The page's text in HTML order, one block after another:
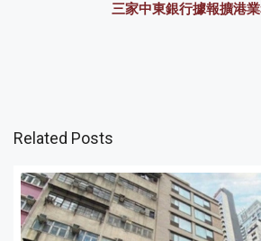
三家中東銀行據報擴港
Related Posts